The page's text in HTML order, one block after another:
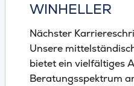
WINHELLER
Nächster
Unsere
bietet ein vielfältiges
Beratungsspektrum